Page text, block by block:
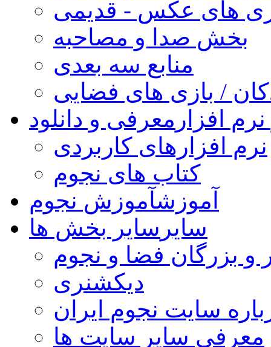
های عکس - قدیمی
بخش صدا و مصاحبه
منابع سه بعدی
/ بازی های فضایی
افزار معرفی و دانلود
نرم افزارهای کاربردی
کتاب های نجوم
آموزشآموزش نجوم
سایر سایر بخش ها
و بزرگان فضا و نجوم
دیکشنری
سایت نجوم ایران
معرفی سایر سایت ها